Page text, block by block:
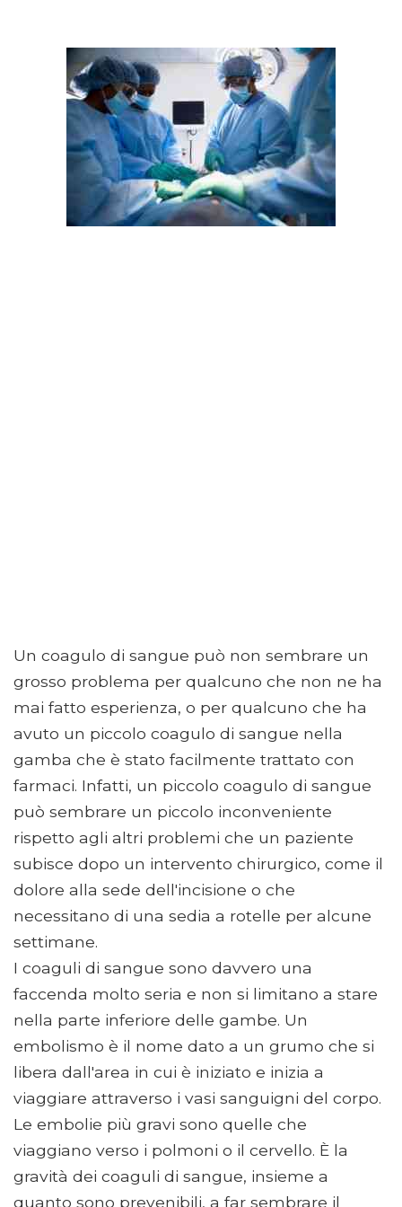
Un coagulo di sangue può non sembrare un
grosso problema per qualcuno che non ne ha
mai fatto esperienza, o per qualcuno che ha
avuto un piccolo coagulo di sangue nella
gamba che è stato facilmente trattato con
farmaci. Infatti, un piccolo coagulo di sangue
può sembrare un piccolo inconveniente
rispetto agli altri problemi che un paziente
subisce dopo un intervento chirurgico, come il
dolore alla sede dell'incisione o che
necessitano di una sedia a rotelle per alcune
settimane.
I coaguli di sangue sono davvero una
faccenda molto seria e non si limitano a stare
nella parte inferiore delle gambe. Un
embolismo è il nome dato a un grumo che si
libera dall'area in cui è iniziato e inizia a
viaggiare attraverso i vasi sanguigni del corpo.
Le embolie più gravi sono quelle che
viaggiano verso i polmoni o il cervello. È la
gravità dei coaguli di sangue, insieme a
quanto sono prevenibili, a far sembrare il